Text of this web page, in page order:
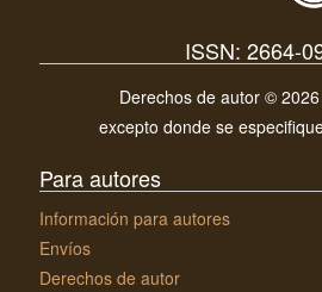
ISSN: 2664-
Derechos de autor ©
excepto donde se
Para autores
Información para autores
Envíos
Derechos de autor